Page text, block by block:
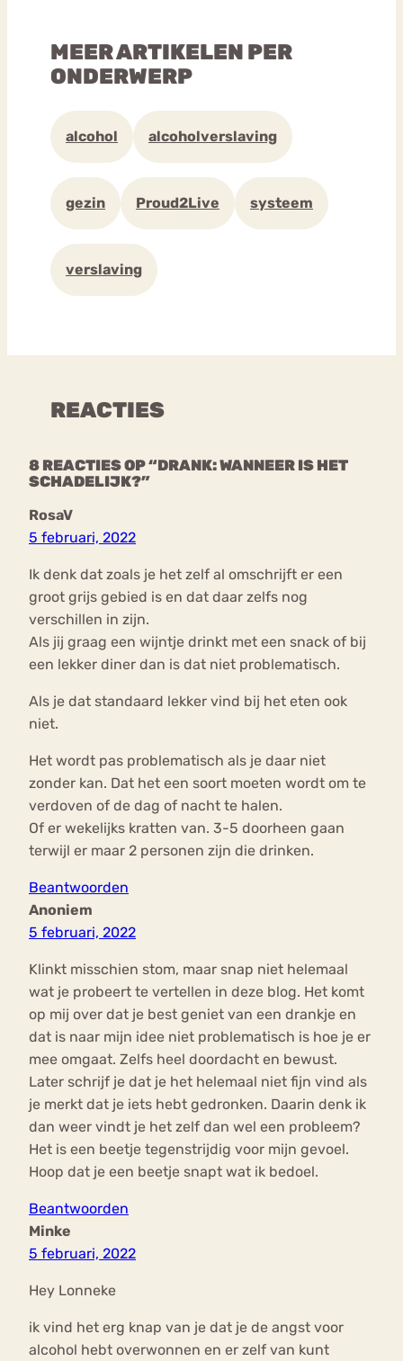
MEER ARTIKELEN PER
ONDERWERP
alcohol alcoholverslaving
gezin Proud2Live systeem
verslaving
REACTIES
8 REACTIES OP “DRANK: WANNEER IS HET
SCHADELIJK?”
RosaV
5 februari, 2022
Ik denk dat zoals je het zelf al omschrijft er een
groot grijs gebied is en dat daar zelfs nog
verschillen in zijn.
Als jij graag een wijntje drinkt met een snack of bij
een lekker diner dan is dat niet problematisch.
Als je dat standaard lekker vind bij het eten ook
niet.
Het wordt pas problematisch als je daar niet
zonder kan. Dat het een soort moeten wordt om te
verdoven of de dag of nacht te halen.
Of er wekelijks kratten van. 3-5 doorheen gaan
terwijl er maar 2 personen zijn die drinken.
Beantwoorden
Anoniem
5 februari, 2022
Klinkt misschien stom, maar snap niet helemaal
wat je probeert te vertellen in deze blog. Het komt
op mij over dat je best geniet van een drankje en
dat is naar mijn idee niet problematisch is hoe je er
mee omgaat. Zelfs heel doordacht en bewust.
Later schrijf je dat je het helemaal niet fijn vind als
je merkt dat je iets hebt gedronken. Daarin denk ik
dan weer vindt je het zelf dan wel een probleem?
Het is een beetje tegenstrijdig voor mijn gevoel.
Hoop dat je een beetje snapt wat ik bedoel.
Beantwoorden
Minke
5 februari, 2022
Hey Lonneke
ik vind het erg knap van je dat je de angst voor
alcohol hebt overwonnen en er zelf van kunt